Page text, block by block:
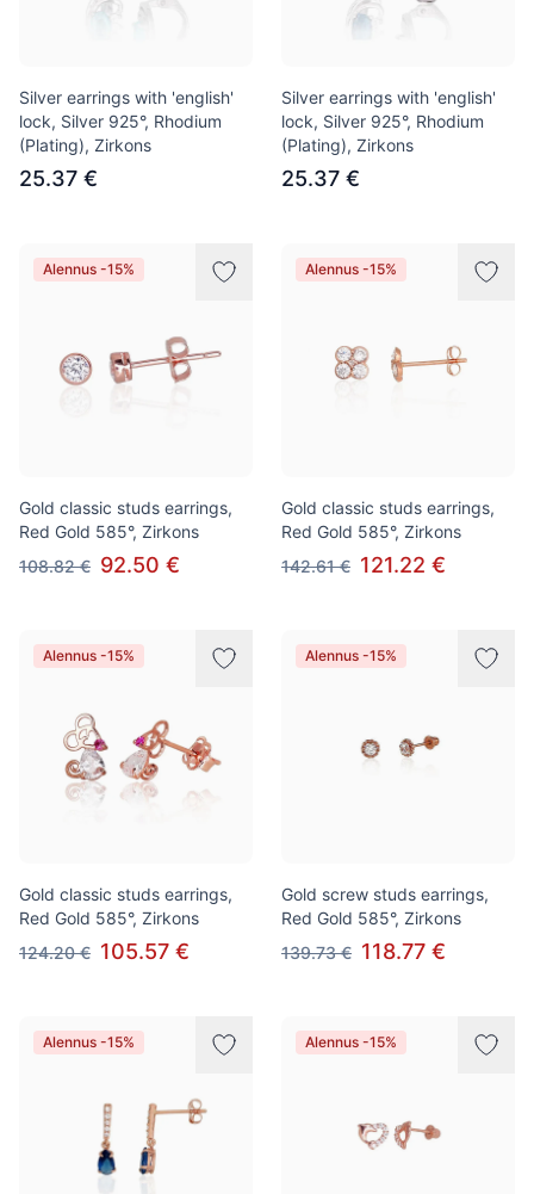
Silver earrings with 'english'
lock, Silver 925°, Rhodium
(Plating), Zirkons
25.37 €
Silver earrings with 'english'
lock, Silver 925°, Rhodium
(Plating), Zirkons
25.37 €
Alennus -15%
Gold classic studs earrings,
Red Gold 585°, Zirkons
108.82 € 92.50 €
Alennus -15%
Gold classic studs earrings,
Red Gold 585°, Zirkons
142.61 € 121.22 €
Alennus -15%
Gold classic studs earrings,
Red Gold 585°, Zirkons
124.20 € 105.57 €
Alennus -15%
Gold screw studs earrings,
Red Gold 585°, Zirkons
139.73 € 118.77 €
Alennus -15% Alennus -15%